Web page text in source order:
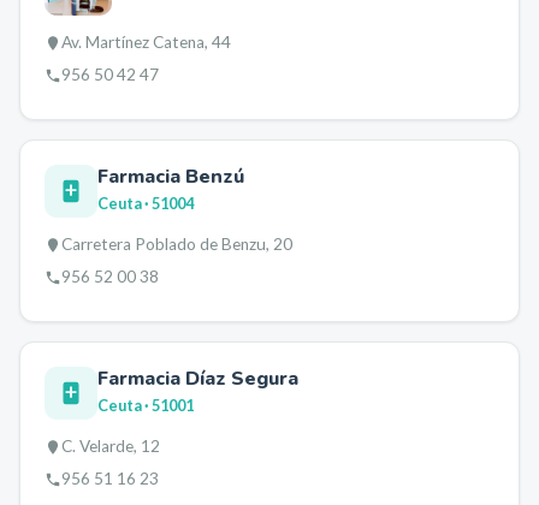
Av. Martínez Catena, 44
956 50 42 47
Farmacia Benzú
Ceuta· 51004
Carretera Poblado de Benzu, 20
956 52 00 38
Farmacia Díaz Segura
Ceuta· 51001
C. Velarde, 12
956 51 16 23